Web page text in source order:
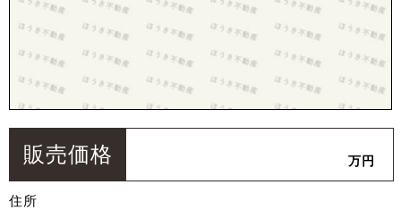
販売価格 万円
住所